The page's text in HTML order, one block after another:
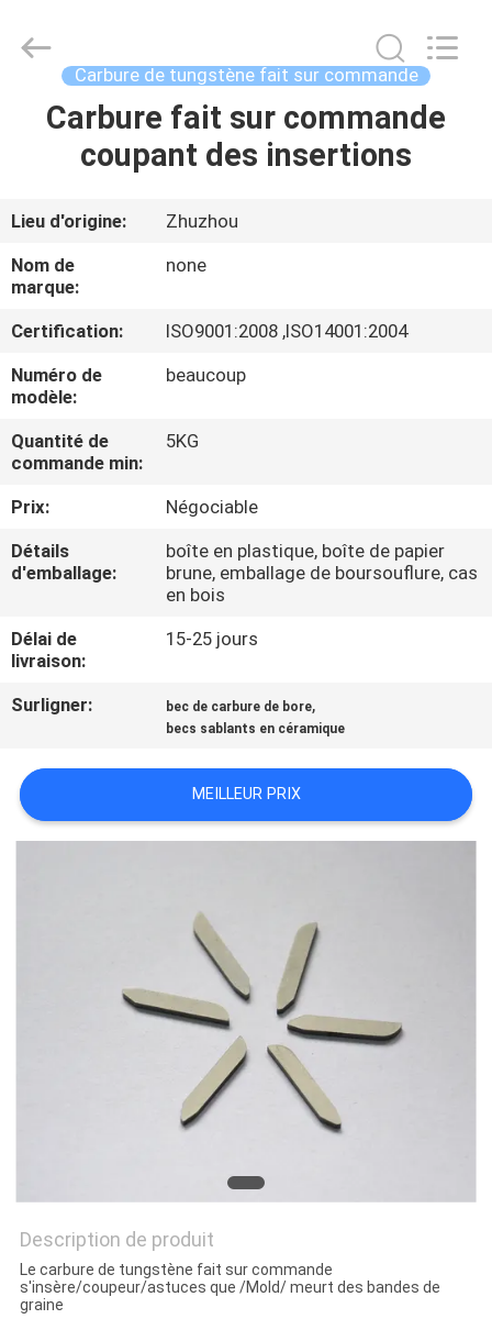
MAISON
AU
SUJET
DE
NOUS
VISITE
D'USINE
CONTRÔLE
DE
QUALITÉ
CONTACTEZ-
NOUVELLES
POLICY
Cemented
Carbide
Carbure de tungstène fait sur commande
Carbure fait sur commande
coupant des insertions
Lieu d'origine:
Zhuzhou
Nom de
marque:
none
Certification:
ISO9001:2008 ,ISO14001:2004
Numéro de
modèle:
beaucoup
Quantité de
commande min:
5KG
Prix:
Négociable
Détails
d'emballage:
boîte en plastique, boîte de papier
brune, emballage de boursouflure, cas
en bois
Délai de
livraison:
15-25 jours
Surligner: bec de carbure de bore,
becs sablants en céramique
MEILLEUR PRIX
Description de produit
Le carbure de tungstène fait sur commande
s'insère/coupeur/astuces que /Mold/ meurt des bandes de
graine